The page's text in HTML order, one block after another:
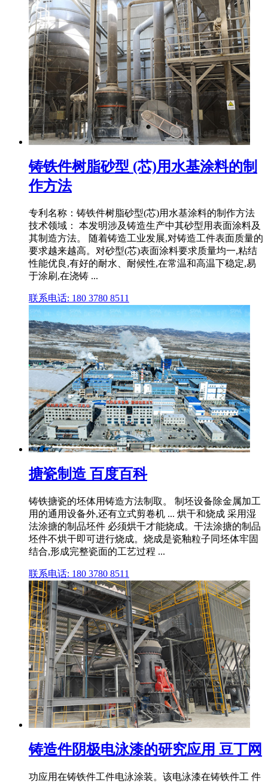
铸铁件树脂砂型 (芯)用水基涂料的制
作方法
专利名称：铸铁件树脂砂型(芯)用水基涂料的制作方法
技术领域： 本发明涉及铸造生产中其砂型用表面涂料及
其制造方法。 随着铸造工业发展,对铸造工件表面质量的
要求越来越高。对砂型(芯)表面涂料要求质量均一,粘结
性能优良,有好的耐水、耐候性,在常温和高温下稳定,易
于涂刷,在浇铸 ...
联系电话: 180 3780 8511
搪瓷制造 百度百科
铸铁搪瓷的坯体用铸造方法制取。 制坯设备除金属加工
用的通用设备外,还有立式剪卷机 ... 烘干和烧成 采用湿
法涂搪的制品坯件 必须烘干才能烧成。干法涂搪的制品
坯件不烘干即可进行烧成。烧成是瓷釉粒子同坯体牢固
结合,形成完整瓷面的工艺过程 ...
联系电话: 180 3780 8511
铸造件阴极电泳漆的研究应用 豆丁网
功应用在铸铁件工件电泳涂装。该电泳漆在铸铁件工 件